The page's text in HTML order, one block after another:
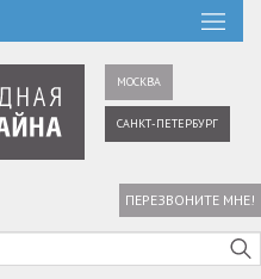
МОСКВА
САНКТ-ПЕТЕРБУРГ
ПЕРЕЗВОНИТЕ МНЕ!